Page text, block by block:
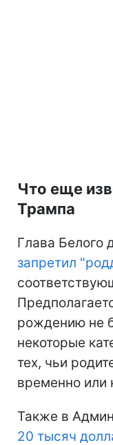
Что еще
Трампа
Глава Белого
запретил
рождению не
некоторые
тех, чьи
временно или
Также в
20 тысяч